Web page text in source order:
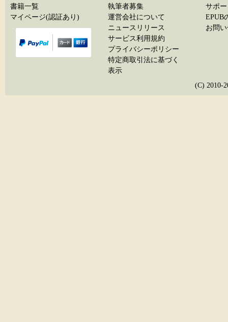
書籍一覧
マイページ(認証あり)
執筆者募集
運営会社について
ニュースリリース
サービス利用規約
プライバシーポリシー
特定商取引法に基づく
表示
サポ
EPUB
お問
(C) 2010-